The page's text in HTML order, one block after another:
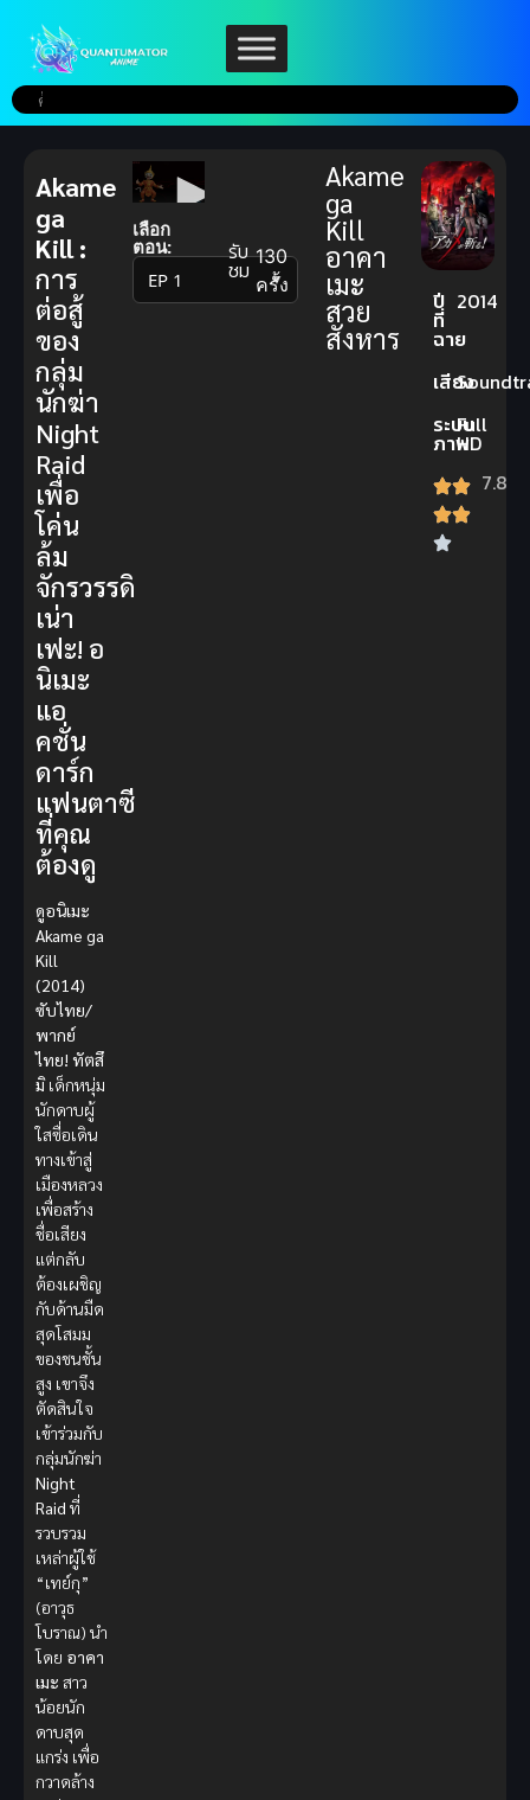
เลือก
ตอน:
▼
รับ
ชม 130
ครั้ง
Akame
ga
Kill
อาคา
เมะ
สวย
สังหาร
ปี
ที่
ฉาย
2014
เสียง
ระบบ
ภาพ
Full
HD
7.8
Akame
ga
Kill :
การ
ต่อสู้
ของ
กลุ่ม
นักฆ่า
Night
Raid
เพื่อ
โค่น
ล้ม
จักรวรรดิ
เน่า
เฟะ! อ
นิเมะ
แอ
คชั่น
ดาร์ก
แฟนตาซี
ที่คุณ
ต้องดู
ดูอนิเมะ
Akame ga
Kill
(2014)
ซับไทย/
พากย์
ไทย! ทัตสึ
มิเด็กหนุ่ม
นักดาบผู้
ใสซื่อเดิน
ทางเข้าสู่
เมืองหลวง
เพื่อสร้าง
ชื่อเสียง
แต่กลับ
ต้องเผชิญ
กับด้านมืด
สุดโสมม
ของชนชั้น
สูง เขาจึง
ตัดสินใจ
เข้าร่วมกับ
กลุ่มนักฆ่า
Night
Raid ที่
รวบรวม
เหล่าผู้ใช้
“เทย์กุ”
(อาวุธ
โบราณ) นำ
โดย อาคา
เมะ สาว
น้อยนัก
ดาบสุด
แกร่ง เพื่อ
กวาดล้าง